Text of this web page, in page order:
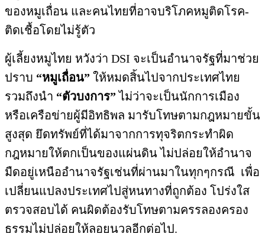
ของหมูเถื่อน และคนไทยที่อาจบริโภคหมูติดโรค-
ติดเชื้อโดยไม่รู้ตัว
ผู้เลี้ยงหมูไทย หวังว่า DSI จะเป็นอำนาจรัฐที่มาช่วย
ปราบ “หมูเถื่อน” ให้หมดสิ้นไปจากประเทศไทย
รวมถึงนำ “ตัวบงการ” ไม่ว่าจะเป็นนักการเมือง
หรือเครือข่ายผู้มีอิทธิพล มารับโทษตามกฎหมายขั้น
สูงสุด ยึดทรัพย์ที่ได้มาจากการทุจริตกระทำผิด
กฎหมายให้ตกเป็นของแผ่นดิน ไม่ปล่อยให้อำนาจ
มืดอยู่เหนืออำนาจรัฐเช่นที่ผ่านมาในทุกๆกรณี เพื่อ
เปลี่ยนแปลงประเทศไปสู่หนทางที่ถูกต้อง โปร่งใส
ตรวจสอบได้ คนผิดต้องรับโทษตามครรลองครอง
ธรรมไม่ปล่อยให้ลอยนวลอีกต่อไป.